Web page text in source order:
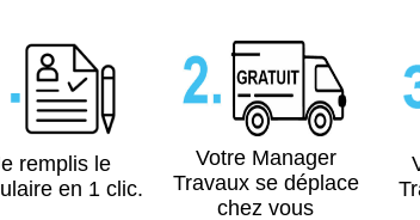
remplis le
en 1 clic.
Votre Manager
Travaux se déplace
chez vous